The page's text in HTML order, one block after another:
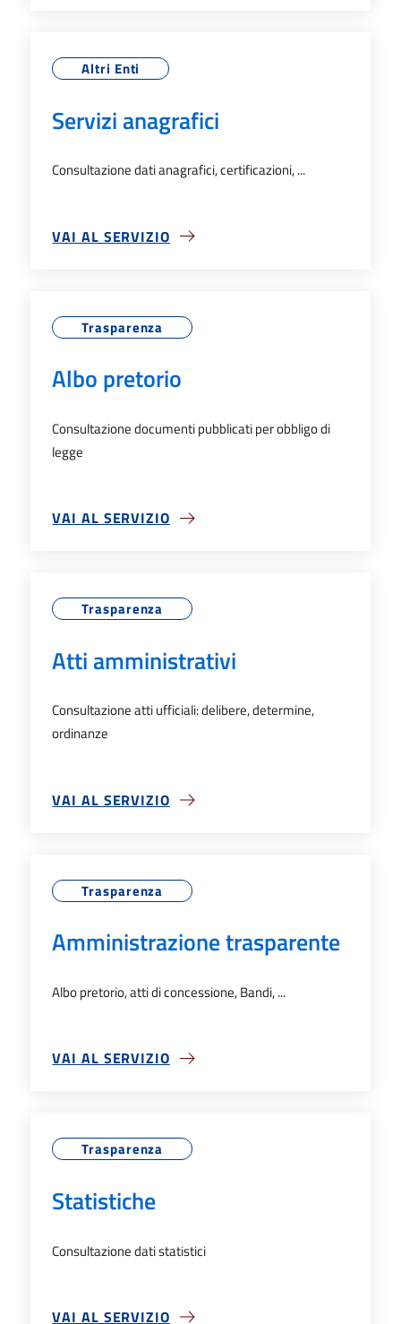
Altri Enti
Servizi anagrafici
Consultazione dati anagrafici, certificazioni, ...
VAI AL SERVIZIO
SU SERVIZI ANAGRAFICI
Trasparenza
Albo pretorio
Consultazione documenti pubblicati per obbligo di
legge
VAI AL SERVIZIO
SU ALBO PRETORIO
Trasparenza
Atti amministrativi
Consultazione atti ufficiali: delibere, determine,
ordinanze
VAI AL SERVIZIO
SU ATTI AMMINISTRATIVI
Trasparenza
Amministrazione trasparente
Albo pretorio, atti di concessione, Bandi, ...
VAI AL SERVIZIO
SU AMMINISTRAZIONE TRASPARENTE
Trasparenza
Statistiche
Consultazione dati statistici
VAI AL SERVIZIO